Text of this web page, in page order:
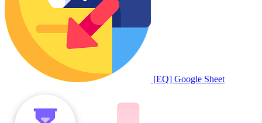
[EQ] Google Sheet